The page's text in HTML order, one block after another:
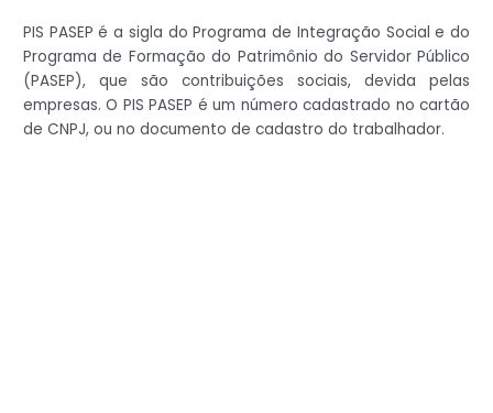
PIS PASEP é a sigla do Programa de Integração Social e do
Programa de Formação do Patrimônio do Servidor Público
(PASEP), que são contribuições sociais, devida pelas
empresas. O PIS PASEP é um número cadastrado no cartão
de CNPJ, ou no documento de cadastro do trabalhador.